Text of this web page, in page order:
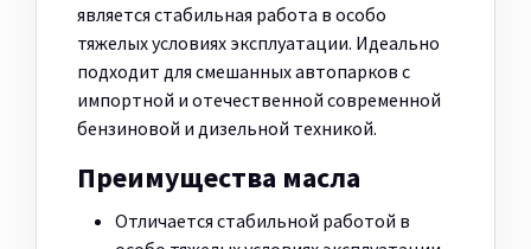
является стабильная работа в особо
тяжелых условиях эксплуатации. Идеально
подходит для смешанных автопарков с
импортной и отечественной современной
бензиновой и дизельной техникой.
Преимущества масла
Отличается стабильной работой в